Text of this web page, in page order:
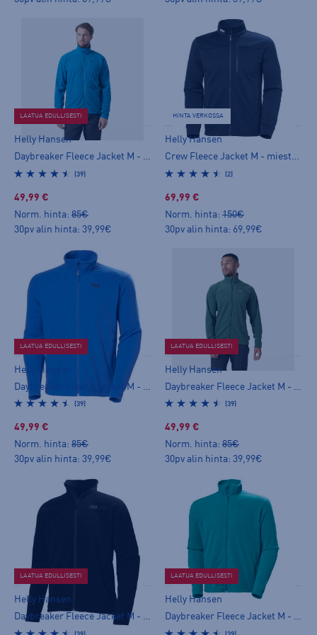
LAATUA EDULLISESTI
Helly Hansen
Daybreaker Fleece Jacket M - miesten fleecetakki
(39)
49,99 €
Norm. hinta: 85€
30pv alin hinta: 39,99€
HINTA VERKOSSA
Helly Hansen
Crew Fleece Jacket M - miesten fleecetakki
(2)
69,99 €
Norm. hinta: 150€
30pv alin hinta: 69,99€
LAATUA EDULLISESTI
Helly Hansen
(39)
49,99 €
Norm. hinta: 85€
30pv alin hinta: 39,99€
LAATUA EDULLISESTI
Helly Hansen
(39)
49,99 €
Norm. hinta: 85€
30pv alin hinta: 39,99€
LAATUA EDULLISESTI
Helly Hansen
Daybreaker Fleece Jacket M - miesten fleecetakki
LAATUA EDULLISESTI
Helly Hansen
Daybreaker Fleece Jacket M - miesten fleecetakki